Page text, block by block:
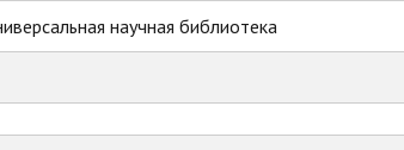
научная библиотека